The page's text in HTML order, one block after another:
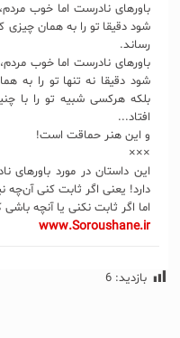
باورهای نادرست اما خوب
شود دقیقا تو را به همان
رساند.
باورهای نادرست اما خوب
شود دقیقا نه تنها تو را به
بلکه هرکسی شبیه تو را با
افتاد...
و این هنر حماقت است!
×××
این داستان در مورد
دارد! یعنی اگر ثابت کنی آن‌چه
اما اگر ثابت نکنی یا آنچه
www.Soroushane.ir
بازدید: 6